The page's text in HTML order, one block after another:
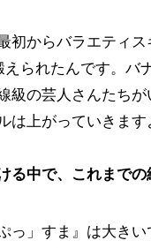
初からバラエティ
られたんです。バ
級の芸人さんたち
は上がっていきます
中で、これまでの
っ」すま』は大き